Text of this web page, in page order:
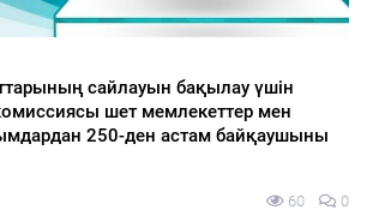
қарқынды дамып келеді
76